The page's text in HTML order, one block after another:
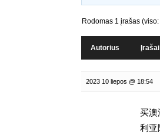
Rodomas 1 įrašas
Autorius Įrašai
2023 10 liepos @ 18:54
买澳
利亚